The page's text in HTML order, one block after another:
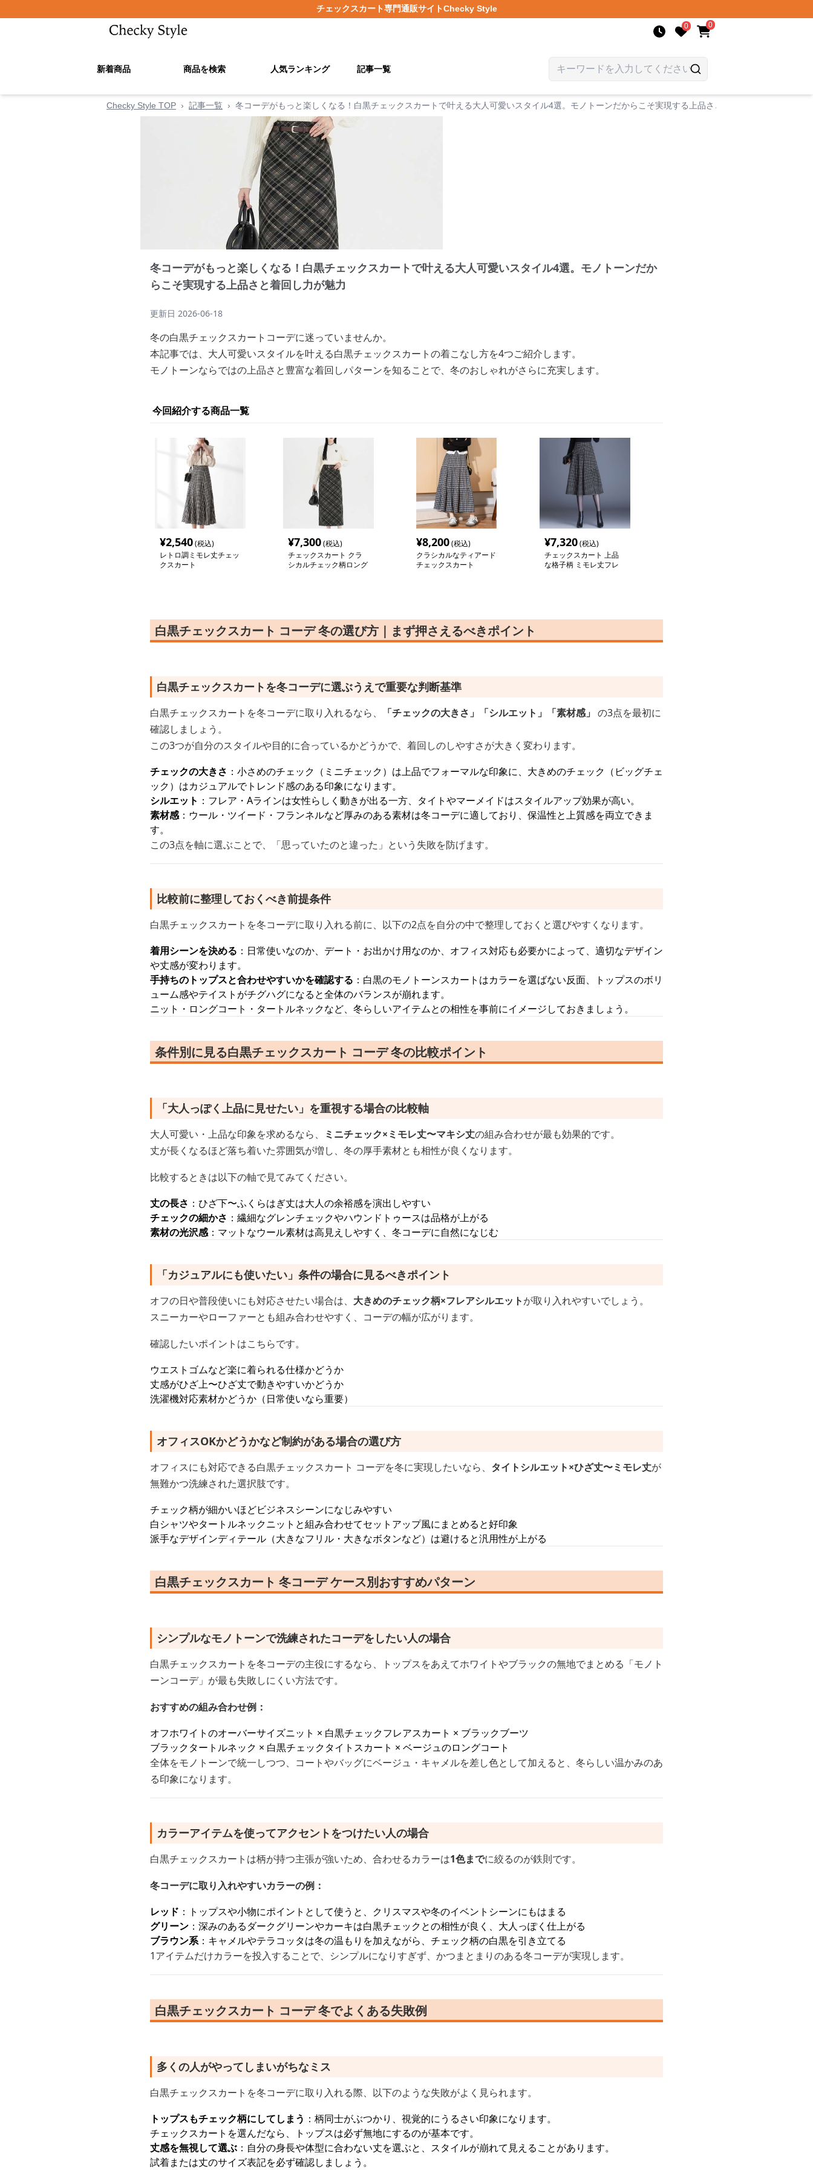
チェックスカート専門通販サイトChecky Style
0 0
新着商品 商品を検索 人気ランキング 記事一覧
Checky Style TOP › 記事一覧 › 冬コーデがもっと楽しくなる！白黒チェックスカートで叶える大人可愛いスタイル4選。モノトーンだからこそ実現する上品さと着回し力が魅力
冬コーデがもっと楽しくなる！白黒チェックスカートで叶える大人可愛いスタイル4選。モノトーンだか
らこそ実現する上品さと着回し力が魅力
更新日 2026-06-18
冬の白黒チェックスカートコーデに迷っていませんか。
本記事では、大人可愛いスタイルを叶える白黒チェックスカートの着こなし方を4つご紹介します。
モノトーンならではの上品さと豊富な着回しパターンを知ることで、冬のおしゃれがさらに充実します。
今回紹介する商品一覧
¥2,540(税込)
レトロ調ミモレ丈チェッ
クスカート
¥7,300(税込)
チェックスカート クラ
シカルチェック柄ロング
¥8,200(税込)
クラシカルなティアード
チェックスカート
¥7,320(税込)
チェックスカート 上品
な格子柄 ミモレ丈フレ
白黒チェックスカート コーデ 冬の選び方｜まず押さえるべきポイント
白黒チェックスカートを冬コーデに選ぶうえで重要な判断基準
白黒チェックスカートを冬コーデに取り入れるなら、 「チェックの大きさ」「シルエット」「素材感」 の3点を最初に
確認しましょう。
この3つが自分のスタイルや目的に合っているかどうかで、着回しのしやすさが大きく変わります。
チェックの大きさ ：小さめのチェック（ミニチェック）は上品でフォーマルな印象に、大きめのチェック（ビッグチェ
ック）はカジュアルでトレンド感のある印象になります。
シルエット ：フレア・Aラインは女性らしく動きが出る一方、タイトやマーメイドはスタイルアップ効果が高い。
素材感：ウール・ツイード・フランネルなど厚みのある素材は冬コーデに適しており、保温性と上質感を両立できま
す。
この3点を軸に選ぶことで、「思っていたのと違った」という失敗を防げます。
比較前に整理しておくべき前提条件
白黒チェックスカートを冬コーデに取り入れる前に、以下の2点を自分の中で整理しておくと選びやすくなります。
着用シーンを決める ：日常使いなのか、デート・お出かけ用なのか、オフィス対応も必要かによって、適切なデザイン
や丈感が変わります。
手持ちのトップスと合わせやすいかを確認する ：白黒のモノトーンスカートはカラーを選ばない反面、トップスのボリ
ューム感やテイストがチグハグになると全体のバランスが崩れます。
ニット・ロングコート・タートルネックなど、冬らしいアイテムとの相性を事前にイメージしておきましょう。
条件別に見る白黒チェックスカート コーデ 冬の比較ポイント
「大人っぽく上品に見せたい」を重視する場合の比較軸
大人可愛い・上品な印象を求めるなら、 ミニチェック×ミモレ丈〜マキシ丈の組み合わせが最も効果的です。
丈が長くなるほど落ち着いた雰囲気が増し、冬の厚手素材とも相性が良くなります。
比較するときは以下の軸で見てみてください。
丈の長さ ：ひざ下〜ふくらはぎ丈は大人の余裕感を演出しやすい
チェックの細かさ ：繊細なグレンチェックやハウンドトゥースは品格が上がる
素材の光沢感：マットなウール素材は高見えしやすく、冬コーデに自然になじむ
「カジュアルにも使いたい」条件の場合に見るべきポイント
オフの日や普段使いにも対応させたい場合は、 大きめのチェック柄×フレアシルエットが取り入れやすいでしょう。
スニーカーやローファーとも組み合わせやすく、コーデの幅が広がります。
確認したいポイントはこちらです。
ウエストゴムなど楽に着られる仕様かどうか
丈感がひざ上〜ひざ丈で動きやすいかどうか
洗濯機対応素材かどうか（日常使いなら重要）
オフィスOKかどうかなど制約がある場合の選び方
オフィスにも対応できる白黒チェックスカート コーデを冬に実現したいなら、 タイトシルエット×ひざ丈〜ミモレ丈が
無難かつ洗練された選択肢です。
チェック柄が細かいほどビジネスシーンになじみやすい
白シャツやタートルネックニットと組み合わせてセットアップ風にまとめると好印象
派手なデザインディテール（大きなフリル・大きなボタンなど）は避けると汎用性が上がる
白黒チェックスカート 冬コーデ ケース別おすすめパターン
シンプルなモノトーンで洗練されたコーデをしたい人の場合
白黒チェックスカートを冬コーデの主役にするなら、トップスをあえてホワイトやブラックの無地でまとめる「モノト
ーンコーデ」が最も失敗しにくい方法です。
おすすめの組み合わせ例：
オフホワイトのオーバーサイズニット × 白黒チェックフレアスカート × ブラックブーツ
ブラックタートルネック × 白黒チェックタイトスカート × ベージュのロングコート
全体をモノトーンで統一しつつ、コートやバッグにベージュ・キャメルを差し色として加えると、冬らしい温かみのあ
る印象になります。
カラーアイテムを使ってアクセントをつけたい人の場合
白黒チェックスカートは柄が持つ主張が強いため、合わせるカラーは1色までに絞るのが鉄則です。
冬コーデに取り入れやすいカラーの例：
レッド ：トップスや小物にポイントとして使うと、クリスマスや冬のイベントシーンにもはまる
グリーン ：深みのあるダークグリーンやカーキは白黒チェックとの相性が良く、大人っぽく仕上がる
ブラウン系：キャメルやテラコッタは冬の温もりを加えながら、チェック柄の白黒を引き立てる
1アイテムだけカラーを投入することで、シンプルになりすぎず、かつまとまりのある冬コーデが実現します。
白黒チェックスカート コーデ 冬でよくある失敗例
多くの人がやってしまいがちなミス
白黒チェックスカートを冬コーデに取り入れる際、以下のような失敗がよく見られます。
トップスもチェック柄にしてしまう ：柄同士がぶつかり、視覚的にうるさい印象になります。
チェックスカートを選んだなら、トップスは必ず無地にするのが基本です。
丈感を無視して選ぶ ：自分の身長や体型に合わない丈を選ぶと、スタイルが崩れて見えることがあります。
試着または丈のサイズ表記を必ず確認しましょう。